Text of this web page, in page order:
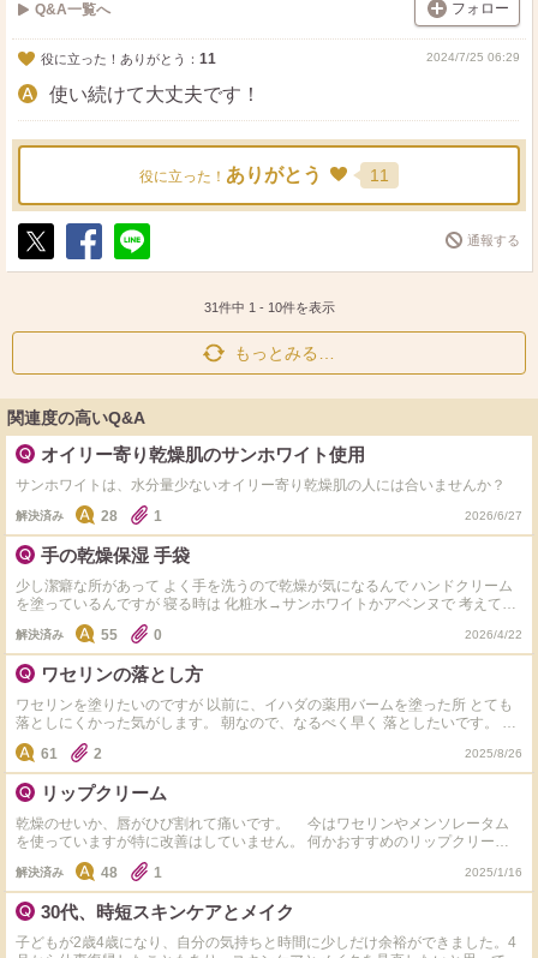
Q&A一覧へ フォロー
役に立った！ありがとう： 11 2024/7/25 06:29
使い続けて大丈夫です！
役に立った！ ありがとう 11
ポ
シ
送
通報する
31件中 1 - 10件を表示
もっとみる…
関連度の高いQ&A
オイリー寄り乾燥肌のサンホワイト使用
サンホワイトは、水分量少ないオイリー寄り乾燥肌の人には合いませんか？
解決済み 28 1 2026/6/27
手の乾燥保湿 手袋
少し潔癖な所があって よく手を洗うので乾燥が気になるんで ハンドクリーム
を塗っているんですが 寝る時は 化粧水→サンホワイトかアベンヌで 考えてい
るんですが おすすめのコスパの良い手袋ありませんか？
解決済み 55 0 2026/4/22
ワセリンの落とし方
ワセリンを塗りたいのですが 以前に、イハダの薬用バームを塗った所 とても
落としにくかった気がします。 朝なので、なるべく早く 落としたいです。 何
をすれば綺麗に落ちましたか？ また、ワセリンを朝塗り直すと メイクがよれ
そうですが、 朝のメイクはどうされてますか？
61 2 2025/8/26
リップクリーム
乾燥のせいか、唇がひび割れて痛いです。 今はワセリンやメンソレータム
を使っていますが特に改善はしていません。 何かおすすめのリップクリーム
はありますか？
解決済み 48 1 2025/1/16
30代、時短スキンケアとメイク
子どもが2歳4歳になり、自分の気持ちと時間に少しだけ余裕ができました。4